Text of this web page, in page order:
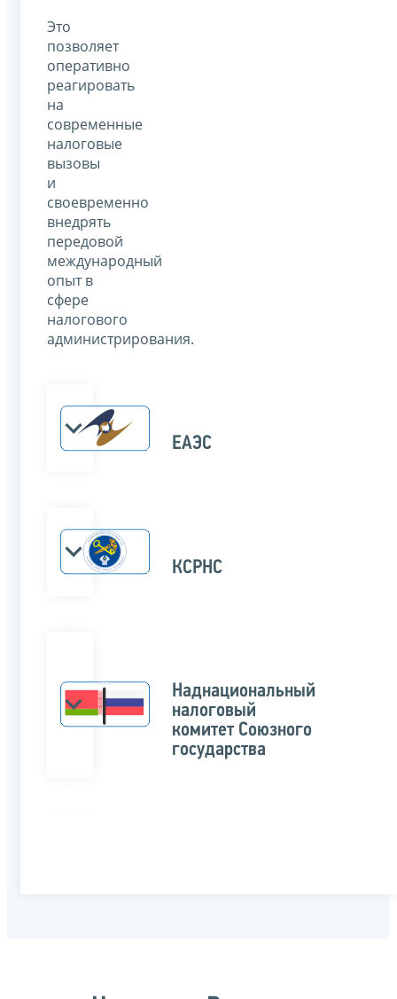
Это
позволяет
оперативно
реагировать
на
современные
налоговые
вызовы
и
своевременно
внедрять
передовой
международный
опыт в
сфере
налогового
администрирования.
ЕАЭС
КСРНС
Наднациональный
налоговый
комитет Союзного
государства